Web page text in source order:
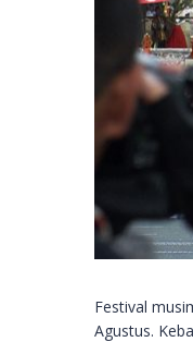
Festival
Agustus.